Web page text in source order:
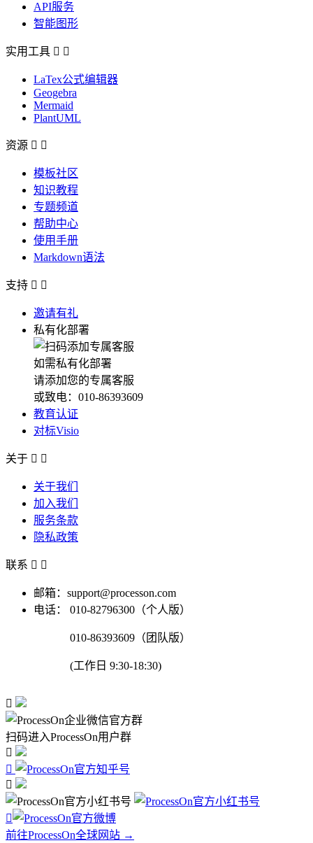
API服务
智能图形
实用工具  
LaTex公式编辑器
Geogebra
Mermaid
PlantUML
资源  
模板社区
知识教程
专题频道
帮助中心
使用手册
Markdown语法
支持  
邀请有礼
私有化部署
如需私有化部署
请添加您的专属客服
或致电：010-86393609
教育认证
对标Visio
关于  
关于我们
加入我们
服务条款
隐私政策
联系  
邮箱：support@processon.com
电话：
010-82796300（个人版）
010-86393609（团队版）
(工作日 9:30-18:30)

扫码进入ProcessOn用户群




前往ProcessOn全球网站 →